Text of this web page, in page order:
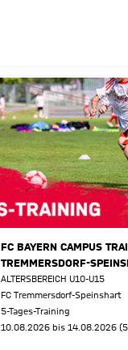
FC BAYERN CAMPUS
TREMMERSDORF-
ALTERSBEREICH U10-U15
FC Tremmersdorf-Speinshart
5-Tages-Training
10.08.2026 bis 14.08.2026 (5